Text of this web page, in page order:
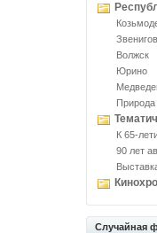
Волжск
Юрино
Природа
К 65-
90 лет
Случайная